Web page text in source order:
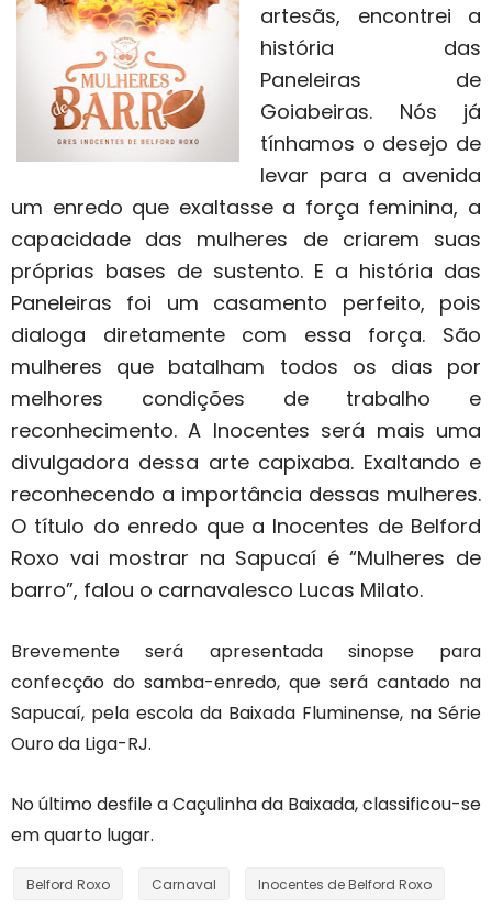
artesãs, encontrei a
história das
Paneleiras de
Goiabeiras. Nós já
tínhamos o desejo de
levar para a avenida
um enredo que exaltasse a força feminina, a
capacidade das mulheres de criarem suas
próprias bases de sustento. E a história das
Paneleiras foi um casamento perfeito, pois
dialoga diretamente com essa força. São
mulheres que batalham todos os dias por
melhores condições de trabalho e
reconhecimento. A Inocentes será mais uma
divulgadora dessa arte capixaba. Exaltando e
reconhecendo a importância dessas mulheres.
O título do enredo que a Inocentes de Belford
Roxo vai mostrar na Sapucaí é “Mulheres de
barro”, falou o carnavalesco Lucas Milato.
Brevemente será apresentada sinopse para
confecção do samba-enredo, que será cantado na
Sapucaí, pela escola da Baixada Fluminense, na Série
Ouro da Liga-RJ.
No último desfile a Caçulinha da Baixada, classificou-se
em quarto lugar.
Belford Roxo Carnaval Inocentes de Belford Roxo